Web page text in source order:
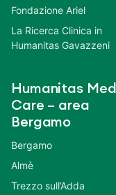
Fondazione Ariel
La Ricerca Clinica in
Humanitas Gavazzeni
Humanitas
Care – area
Bergamo
Bergamo
Almè
Trezzo sull’Adda